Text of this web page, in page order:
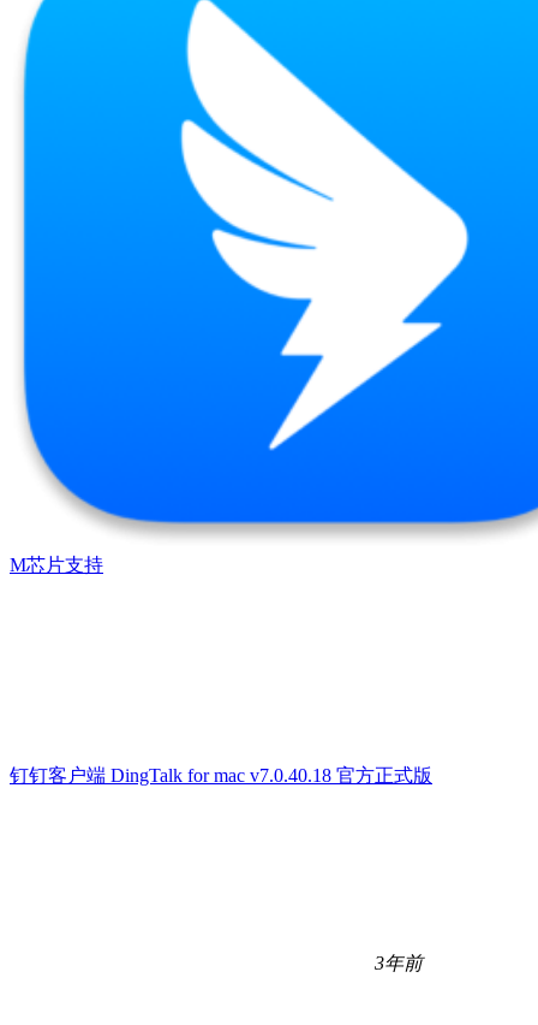
M芯片支持
钉钉客户端 DingTalk for mac v7.0.40.18 官方正式版
3年前